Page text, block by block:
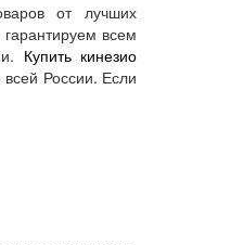
от лучших
всем
Купить кинезио
России. Если